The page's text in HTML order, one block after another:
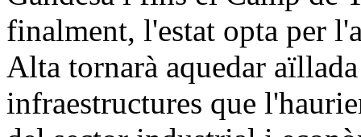
finalment, l'estat opta per
Alta tornarà aquedar
infraestructures que